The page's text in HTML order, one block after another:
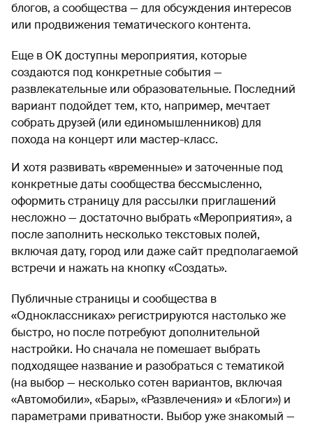
блогов, а сообщества — для обсуждения интересов
или продвижения тематического контента.
Еще в OK доступны мероприятия, которые
создаются под конкретные события —
развлекательные или образовательные. Последний
вариант подойдет тем, кто, например, мечтает
собрать друзей (или единомышленников) для
похода на концерт или мастер-класс.
И хотя развивать «временные» и заточенные под
конкретные даты сообщества бессмысленно,
оформить страницу для рассылки приглашений
несложно — достаточно выбрать «Мероприятия», а
после заполнить несколько текстовых полей,
включая дату, город или даже сайт предполагаемой
встречи и нажать на кнопку «Создать».
Публичные страницы и сообщества в
«Одноклассниках» регистрируются настолько же
быстро, но после потребуют дополнительной
настройки. Но сначала не помешает выбрать
подходящее название и разобраться с тематикой
(на выбор — несколько сотен вариантов, включая
«Автомобили», «Бары», «Развлечения» и «Блоги») и
параметрами приватности. Выбор уже знакомый —